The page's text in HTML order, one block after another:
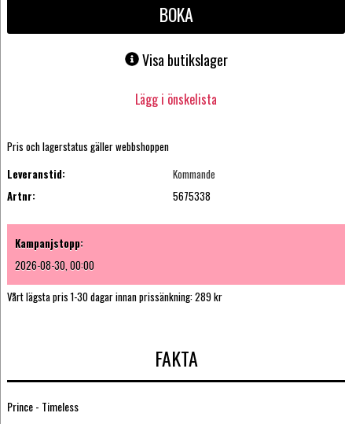
BOKA
Visa butikslager
Lägg i önskelista
Pris och lagerstatus gäller webbshoppen
Leveranstid:
Kommande
Artnr:
5675338
Kampanjstopp:
2026-08-30, 00:00
Vårt lägsta pris 1-30 dagar innan prissänkning:289 kr
FAKTA
Prince - Timeless